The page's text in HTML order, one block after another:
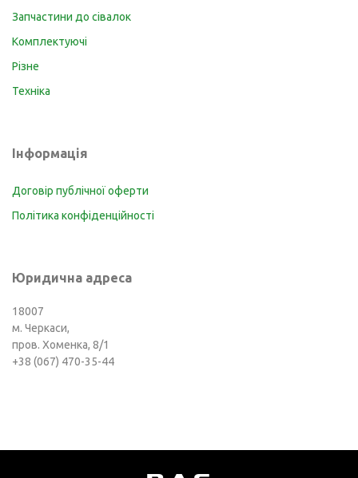
Запчастини до сівалок
Комплектуючі
Різне
Техніка
Інформація
Договір публічної оферти
Політика конфіденційності
Юридична адреса
18007
м. Черкаси,
пров. Хоменка, 8/1
+38 (067) 470-35-44